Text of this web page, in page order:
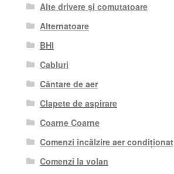
Alte drivere și comutatoare
Alternatoare
BHI
Cabluri
Cântare de aer
Clapete de aspirare
Coarne Coarne
Comenzi încălzire aer condiționat
Comenzi la volan